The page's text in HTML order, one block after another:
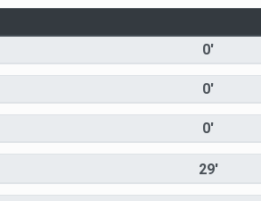
0'
0'
0'
29'